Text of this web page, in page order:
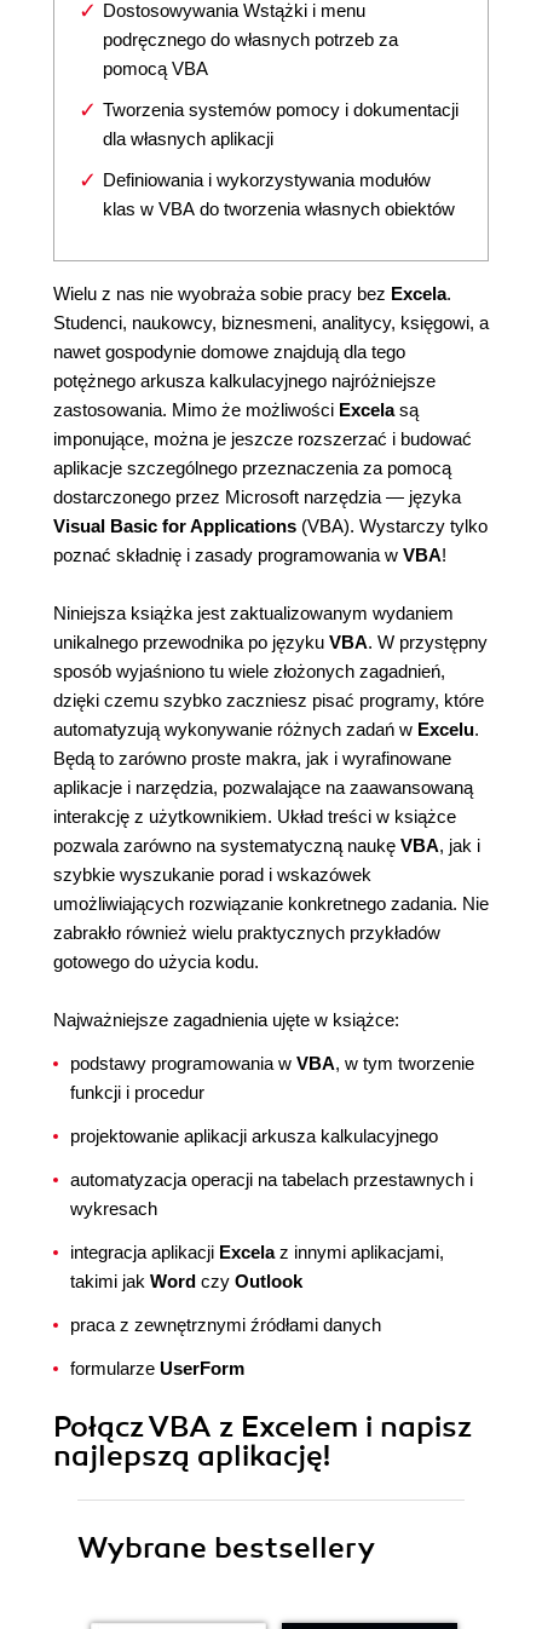
Dostosowywania Wstążki i menu
podręcznego do własnych potrzeb za
pomocą VBA
Tworzenia systemów pomocy i dokumentacji
dla własnych aplikacji
Definiowania i wykorzystywania modułów
klas w VBA do tworzenia własnych obiektów
Wielu z nas nie wyobraża sobie pracy bez Excela.
Studenci, naukowcy, biznesmeni, analitycy, księgowi, a
nawet gospodynie domowe znajdują dla tego
potężnego arkusza kalkulacyjnego najróżniejsze
zastosowania. Mimo że możliwości Excelasą
imponujące, można je jeszcze rozszerzać i budować
aplikacje szczególnego przeznaczenia za pomocą
dostarczonego przez Microsoft narzędzia — języka
Visual Basic for Applications (VBA). Wystarczy tylko
poznać składnię i zasady programowania w VBA!
Niniejsza książka jest zaktualizowanym wydaniem
unikalnego przewodnika po języku VBA. W przystępny
sposób wyjaśniono tu wiele złożonych zagadnień,
dzięki czemu szybko zaczniesz pisać programy, które
automatyzują wykonywanie różnych zadań w Excelu.
Będą to zarówno proste makra, jak i wyrafinowane
aplikacje i narzędzia, pozwalające na zaawansowaną
interakcję z użytkownikiem. Układ treści w książce
pozwala zarówno na systematyczną naukę VBA, jak i
szybkie wyszukanie porad i wskazówek
umożliwiających rozwiązanie konkretnego zadania. Nie
zabrakło również wielu praktycznych przykładów
gotowego do użycia kodu.
Najważniejsze zagadnienia ujęte w książce:
podstawy programowania w VBA, w tym tworzenie
funkcji i procedur
projektowanie aplikacji arkusza kalkulacyjnego
automatyzacja operacji na tabelach przestawnych i
wykresach
integracja aplikacji Excelaz innymi aplikacjami,
takimi jak Word czy Outlook
praca z zewnętrznymi źródłami danych
formularze UserForm
Połącz VBA z Excelem i napisz
najlepszą aplikację!
Wybrane bestsellery